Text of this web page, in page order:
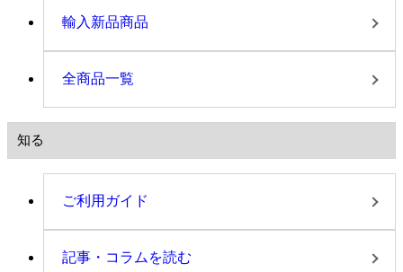
輸入新品商品
全商品一覧
知る
ご利用ガイド
記事・コラムを読む